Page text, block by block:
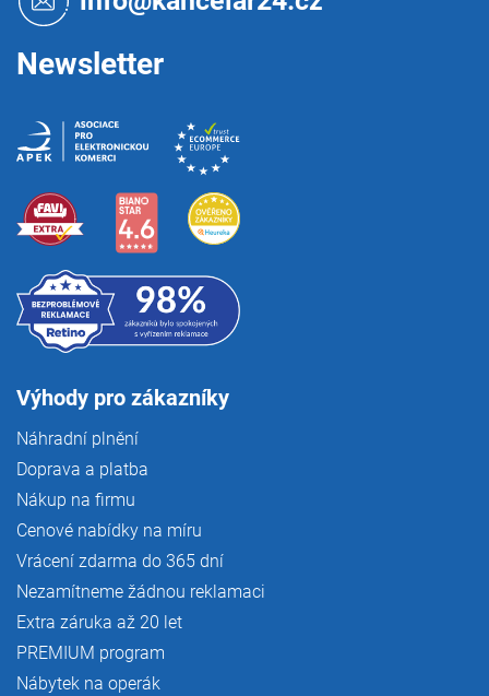
Newsletter
Výhody pro zákazníky
Náhradní plnění
Doprava a platba
Nákup na firmu
Cenové nabídky na míru
Vrácení zdarma do 365 dní
Nezamítneme žádnou reklamaci
Extra záruka až 20 let
PREMIUM program
Nábytek na operák